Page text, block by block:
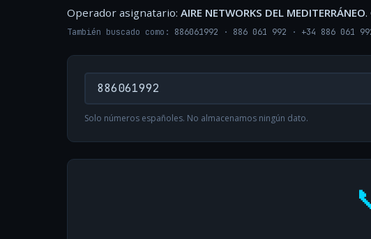
Operador asignatario: AIRE NETWORKS DEL MEDITERRÁNEO.
También buscado como: 886061992 · 886 061 992 · +34 886 061
Solo números españoles. No almacenamos ningún dato.